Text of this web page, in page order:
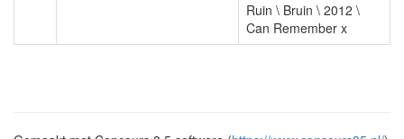
Ruin \ Bruin \ 2012 \
Can Remember x